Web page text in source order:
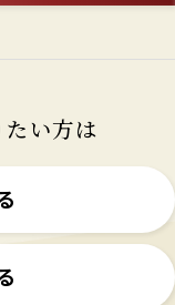
い方は